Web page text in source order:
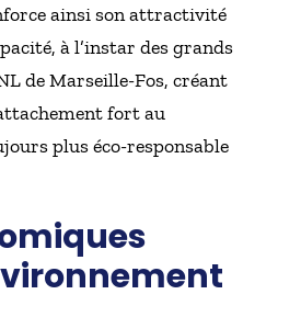
ainsi son attractivité
à l’instar des grands
de Marseille-Fos, créant
fort au
plus éco-responsable